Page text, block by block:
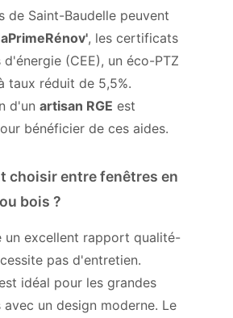
de Saint-Baudelle peuvent
, les certificats
(CEE), un éco-PTZ
taux réduit de 5,5%.
d'un artisan RGE est
bénéficier de ces aides.
choisir entre fenêtres en
bois ?
un excellent rapport qualité-
pas d'entretien.
idéal pour les grandes
avec un design moderne. Le